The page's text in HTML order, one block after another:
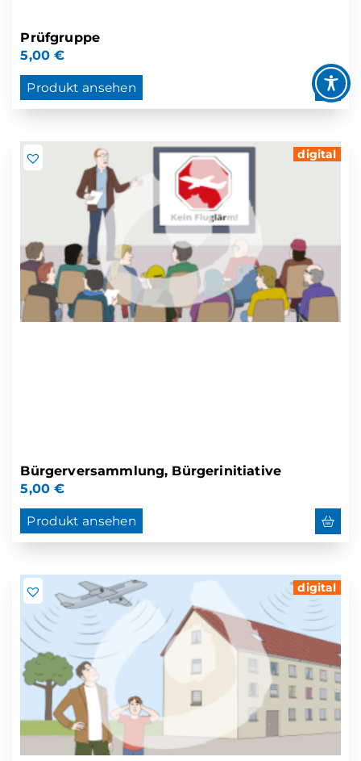
Prüfgruppe
5,00€
Produkt ansehen
digital
Bürgerversammlung, Bürgerinitiative
5,00€
Produkt ansehen
digital